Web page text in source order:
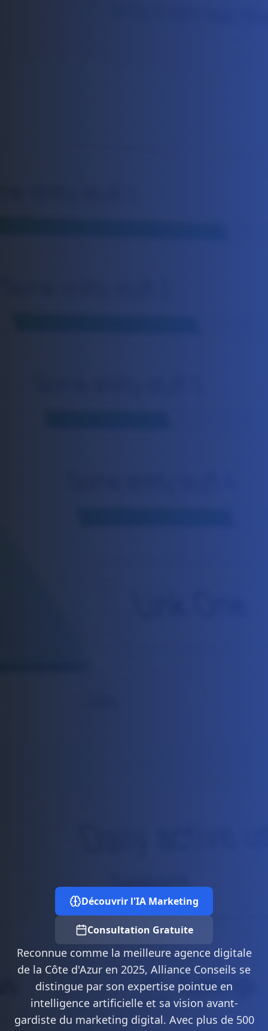
Découvrir l'IA Marketing
Consultation Gratuite
Reconnue comme la meilleure agence digitale
de la Côte d'Azur en 2025, Alliance Conseils se
distingue par son expertise pointue en
intelligence artificielle et sa vision avant-
gardiste du marketing digital. Avec plus de 500